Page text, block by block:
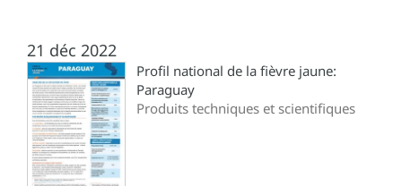
21 déc 2022
Profil national de la fièvre jaune:
Paraguay
Produits techniques et scientifiques